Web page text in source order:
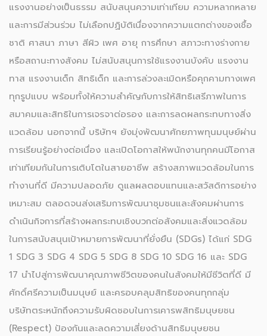
แรงงานอย่างเป็นธรรม สนับสนุนความเท่าเทียม ความหลากหลาย
และการมีส่วนร่วม ไม่เลือกปฏิบัติเนื่องจากความแตกต่างของเชื้อ
ชาติ ศาสนา ภาษา สีผิว เพศ อายุ การศึกษา สภาวะทางร่างกาย
หรือสถานะทางสังคม ไม่สนับสนุนการใช้แรงงานบังคับ แรงงาน
ทาส แรงงานเด็ก สิทธิเด็ก และการล่วงละเมิดหรือคุกคามทางเพศ
ทุกรูปแบบ พร้อมทั้งให้ความสำคัญกับการให้สิทธิเสรีภาพในการ
สมาคมและสิทธิในการเจรจาต่อรอง และการลดผลกระทบทางสิ่ง
แวดล้อม นอกจากนี้ บริษัทฯ ยังมุ่งพัฒนาศักยภาพทุนมนุษย์ผ่าน
การเรียนรู้อย่างต่อเนื่อง และเปิดโอกาสให้พนักงานทุกคนมีโอกาส
เท่าเทียมกันในการเติบโตในสายอาชีพ สร้างสภาพแวดล้อมในการ
ทำงานที่ดี มีความปลอดภัย ดูแลผลตอบแทนและสวัสดิการอย่าง
เหมาะสม ตลอดจนส่งเสริมการพัฒนาชุมชนและสังคมผ่านการ
ดำเนินกิจการที่สร้างผลกระทบเชิงบวกต่อสังคมและสิ่งแวดล้อม
ในการสนับสนุนเป้าหมายการพัฒนาที่ยั่งยืน (SDGs) ได้แก่ SDG
1 SDG 3 SDG 4 SDG 5 SDG 8 SDG 10 SDG 16 และ SDG
17 นำไปสู่การพัฒนาคุณภาพชีวิตของคนในสังคมให้มีชีวิตที่ดี มี
ศักดิ์ศรีความเป็นมนุษย์ และครอบคลุมสิทธิของคนทุกกลุ่ม
บริษัทตระหนักถึงความรับผิดชอบในการเคารพสิทธิมนุษยชน
(Respect) ป้องกันและลดความเสี่ยงด้านสิทธิมนุษยชน